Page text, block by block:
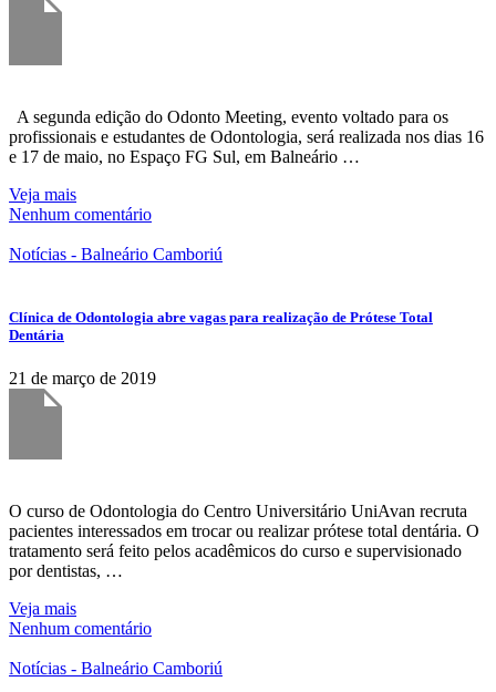
A segunda edição do Odonto Meeting, evento voltado para os
profissionais e estudantes de Odontologia, será realizada nos dias 16
e 17 de maio, no Espaço FG Sul, em Balneário …
Veja mais
Nenhum comentário
Notícias - Balneário Camboriú
Clínica de Odontologia abre vagas para realização de Prótese Total
Dentária
21 de março de 2019
O curso de Odontologia do Centro Universitário UniAvan recruta
pacientes interessados em trocar ou realizar prótese total dentária. O
tratamento será feito pelos acadêmicos do curso e supervisionado
por dentistas, …
Veja mais
Nenhum comentário
Notícias - Balneário Camboriú